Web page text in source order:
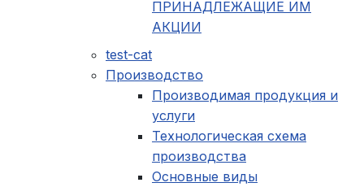
ПРИНАДЛЕЖАЩИЕ ИМ
АКЦИИ
test-cat
Производство
Производимая продукция и
услуги
Технологическая схема
производства
Основные виды